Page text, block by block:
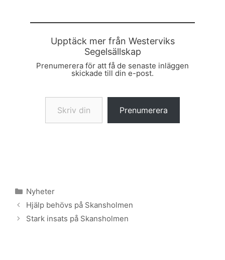
Upptäck mer från Westerviks
Segelsällskap
Prenumerera för att få de senaste inläggen
skickade till din e-post.
Skriv din e-post …
Prenumerera
Kategorier
Nyheter
Hjälp behövs på Skansholmen
Stark insats på Skansholmen